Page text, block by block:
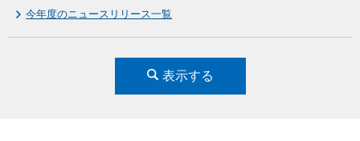
今年度のニュースリリース一覧
表示する